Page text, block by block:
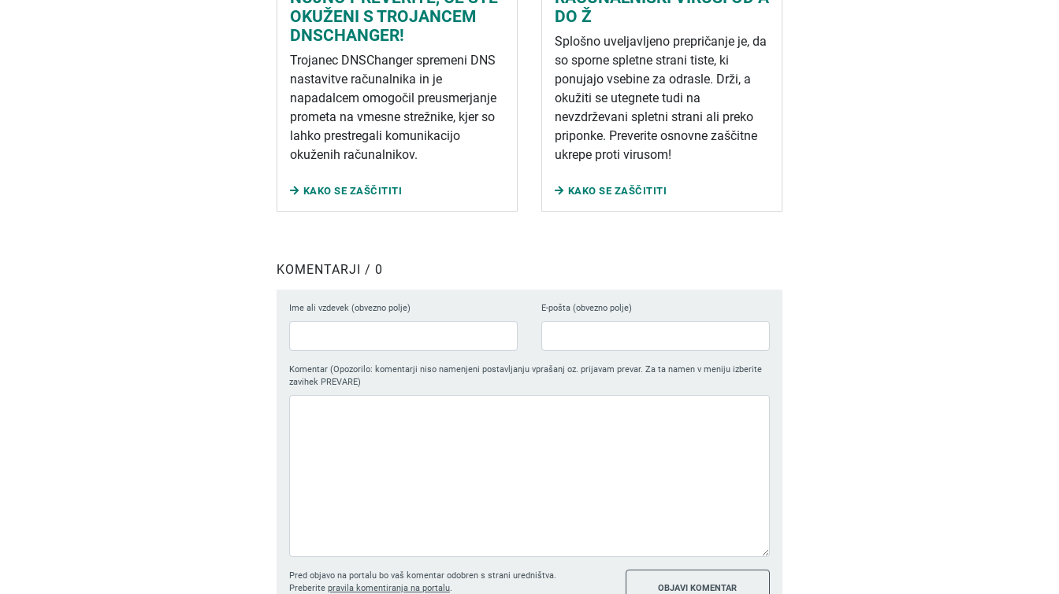
OKUŽENI S TROJANCEM
DNSCHANGER!
Trojanec DNSChanger spremeni DNS
nastavitve računalnika in je
napadalcem omogočil preusmerjanje
prometa na vmesne strežnike, kjer so
lahko prestregali komunikacijo
okuženih računalnikov.
KAKO SE ZAŠČITITI
DO Ž
Splošno uveljavljeno prepričanje je, da
so sporne spletne strani tiste, ki
ponujajo vsebine za odrasle. Drži, a
okužiti se utegnete tudi na
nevzdrževani spletni strani ali preko
priponke. Preverite osnovne zaščitne
ukrepe proti virusom!
KAKO SE ZAŠČITITI
KOMENTARJI / 0
Ime ali vzdevek (obvezno polje) E-pošta (obvezno polje)
Komentar (Opozorilo: komentarji niso namenjeni postavljanju vprašanj oz. prijavam prevar. Za ta namen v meniju izberite
zavihek PREVARE)
Pred objavo na portalu bo vaš komentar odobren s strani uredništva.
Preberite pravila komentiranja na portalu.